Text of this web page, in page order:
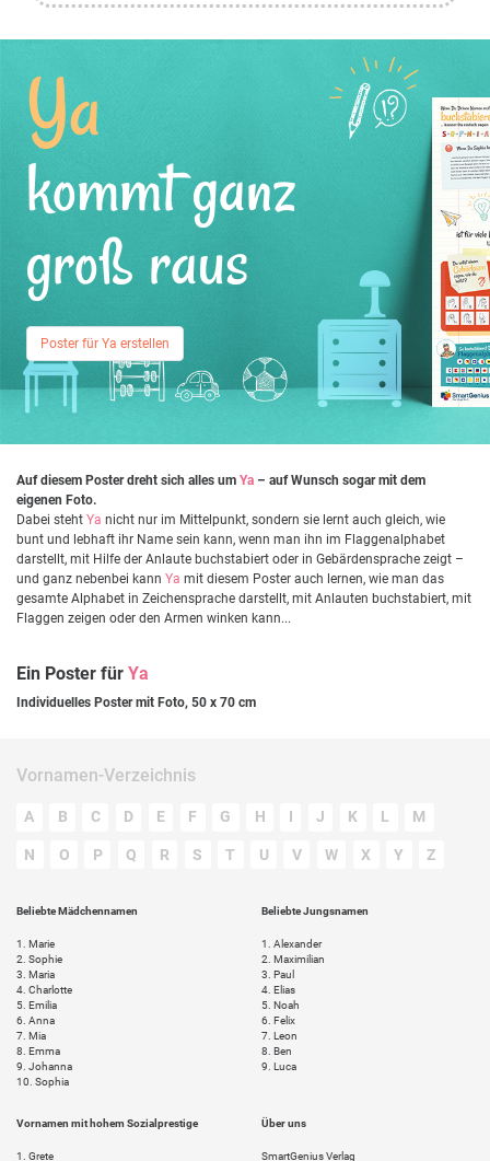
Ya
kommt ganz
groß raus
Poster für Ya erstellen
Auf diesem Poster dreht sich alles um Ya – auf Wunsch sogar mit dem
eigenen Foto.
Dabei steht Ya nicht nur im Mittelpunkt, sondern sie lernt auch gleich, wie
bunt und lebhaft ihr Name sein kann, wenn man ihn im Flaggenalphabet
darstellt, mit Hilfe der Anlaute buchstabiert oder in Gebärdensprache zeigt –
und ganz nebenbei kann Ya mit diesem Poster auch lernen, wie man das
gesamte Alphabet in Zeichensprache darstellt, mit Anlauten buchstabiert, mit
Flaggen zeigen oder den Armen winken kann...
Ein Poster für Ya
Individuelles Poster mit Foto, 50 x 70 cm
Vornamen-Verzeichnis
A B C D E F G H I J K L M
N O P Q R S T U V W X Y Z
Beliebte Mädchennamen
1.
Marie
2. Sophie
3. Maria
4. Charlotte
5. Emilia
6. Anna
7. Mia
8. Emma
9. Johanna
10. Sophia
Beliebte Jungsnamen
1.
Alexander
2. Maximilian
3. Paul
4. Elias
5. Noah
6. Felix
7. Leon
8. Ben
9. Luca
Vornamen mit hohem Sozialprestige
1. Grete
Über uns
SmartGenius Verlag